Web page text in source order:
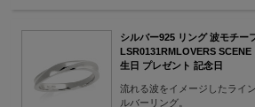
シルバー925 リング 波モチー
LSR0131RMLOVERS
生日 プレゼント 記念日
流れる波をイメージしたライ
ルバーリング。